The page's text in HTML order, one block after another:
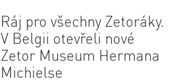
Ráj pro všechny Zetoráky.
V Belgii otevřeli nové
Zetor Museum Hermana
Michielse